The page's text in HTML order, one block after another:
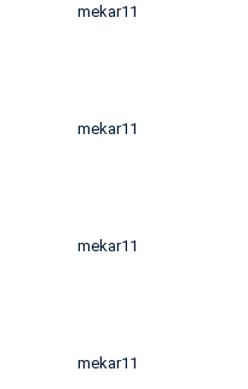
mekar11
mekar11
mekar11
mekar11